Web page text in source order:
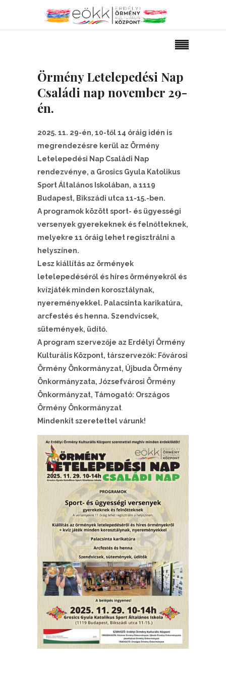
Örmény Letelepedési Nap
Családi nap november 29-
én.
2025. 11. 29-én, 10-től 14 óráig idén is
megrendezésre kerül az Örmény
Letelepedési Nap Családi Nap
rendezvénye, a Grosics Gyula Katolikus
Sport Általános Iskolában, a 1119
Budapest, Bikszádi utca 11-15.-ben.
A programok között sport- és ügyességi
versenyek gyerekeknek és felnőtteknek,
melyekre 11 óráig lehet regisztrálni a
helyszínen.
Lesz kiállítás az örmények
letelepedéséről és híres örményekről és
kvízjáték minden korosztálynak,
nyereményekkel. Palacsinta karikatúra,
arcfestés és henna. Szendvicsek,
sütemények, üdítő.
A program szervezője az Erdélyi Örmény
Kulturális Központ, társzervezők: Fővárosi
Örmény Önkormányzat, Újbuda Örmény
Önkormányzata, Józsefvárosi Örmény
Önkormányzat, Támogató: Országos
Örmény Önkormányzat
Mindenkit szeretettel várunk!